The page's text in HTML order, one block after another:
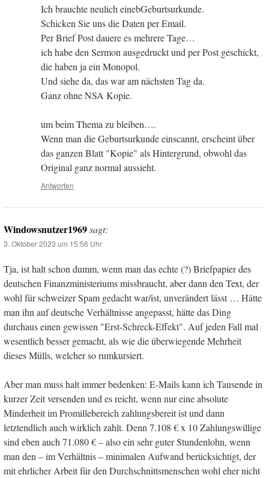
Ich brauchte neulich einebGeburtsurkunde.
Schicken Sie uns die Daten per Email.
Per Brief Post dauere es mehrere Tage…
ich habe den Sermon ausgedruckt und per Post geschickt,
die haben ja ein Monopol.
Und siehe da, das war am nächsten Tag da.
Ganz ohne NSA Kopie.
um beim Thema zu bleiben….
Wenn man die Geburtsurkunde einscannt, erscheint über
das ganzen Blatt "Kopie" als Hintergrund, obwohl das
Original ganz normal aussieht.
Antworten
Windowsnutzer1969sagt:
3. Oktober 2023 um 15:56 Uhr
Tja, ist halt schon dumm, wenn man das echte (?) Briefpapier des
deutschen Finanzministeriums missbraucht, aber dann den Text, der
wohl für schweizer Spam gedacht war/ist, unverändert lässt … Hätte
man ihn auf deutsche Verhältnisse angepasst, hätte das Ding
durchaus einen gewissen "Erst-Schreck-Effekt". Auf jeden Fall mal
wesentlich besser gemacht, als wie die überwiegende Mehrheit
dieses Mülls, welcher so rumkursiert.
Aber man muss halt immer bedenken: E-Mails kann ich Tausende in
kurzer Zeit versenden und es reicht, wenn nur eine absolute
Minderheit im Promillebereich zahlungsbereit ist und dann
letztendlich auch wirklich zahlt. Denn 7.108 € x 10 Zahlungswillige
sind eben auch 71.080 € – also ein sehr guter Stundenlohn, wenn
man den – im Verhältnis – minimalen Aufwand berücksichtigt, der
mit ehrlicher Arbeit für den Durchschnittsmenschen wohl eher nicht